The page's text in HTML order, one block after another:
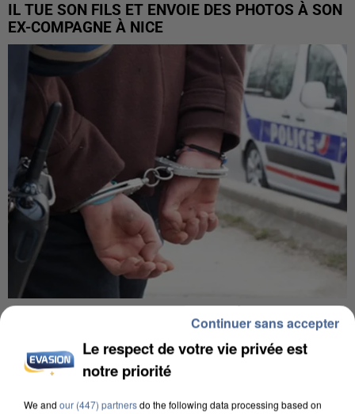
IL TUE SON FILS ET ENVOIE DES PHOTOS À SON
EX-COMPAGNE À NICE
L’UN DES FONDATEURS SUPPOSÉS DE LA DZ
MAFIA INTERPELLÉ EN ALGÉRIE
Le respect de votre vie privée est
notre priorité
We and our (447) partnersdo the following data processing based on
Continuer sans accepter